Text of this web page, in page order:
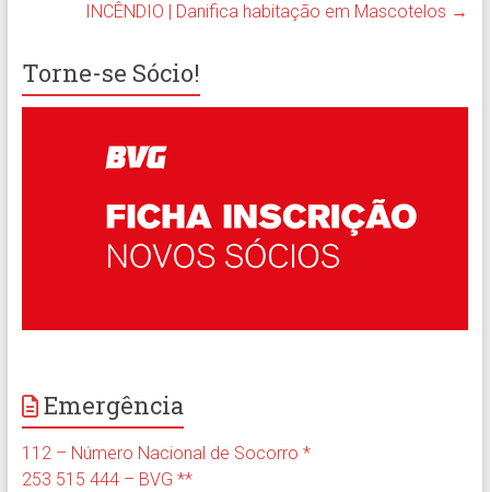
INCÊNDIO | Danifica habitação em Mascotelos →
Torne-se Sócio!
Emergência
112 – Número Nacional de Socorro *
253 515 444 – BVG **